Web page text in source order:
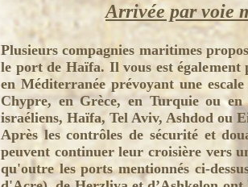
Arrivée par voie
Plusieurs compagnies maritimes
le port de Haïfa. Il vous est également
en Méditerranée prévoyant une
Chypre, en Grèce, en Turquie ou
israéliens, Haïfa, Tel Aviv, Ashdod ou
Après les contrôles de sécurité et
peuvent continuer leur croisière vers
qu'outre les ports mentionnés ci-